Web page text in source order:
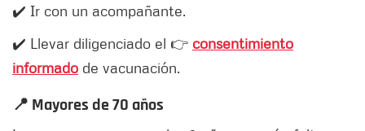
✔️ Ir con un acompañante.
✔️ Llevar diligenciado el 👉 consentimiento
informado de vacunación.
📍 Mayores de 70 años